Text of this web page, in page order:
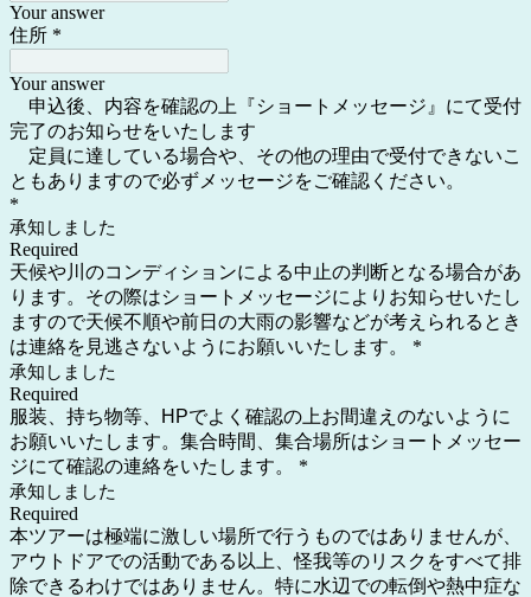
Your answer
住所 *
Your answer
申込後、内容を確認の上『ショートメッセージ』にて受付
完了のお知らせをいたします
定員に達している場合や、その他の理由で受付できないこ
ともありますので必ずメッセージをご確認ください。
*
承知しました
Required
天候や川のコンディションによる中止の判断となる場合があ
ります。その際はショートメッセージによりお知らせいたし
ますので天候不順や前日の大雨の影響などが考えられるとき
は連絡を見逃さないようにお願いいたします。
*
承知しました
Required
服装、持ち物等、HPでよく確認の上お間違えのないように
お願いいたします。集合時間、集合場所はショートメッセー
ジにて確認の連絡をいたします。
*
承知しました
Required
本ツアーは極端に激しい場所で行うものではありませんが、
アウトドアでの活動である以上、怪我等のリスクをすべて排
除できるわけではありません。特に水辺での転倒や熱中症な